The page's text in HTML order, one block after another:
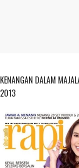
KENANGAN DALAM
2013